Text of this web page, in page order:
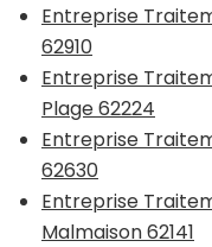
Entreprise
62910
Entreprise
Plage 62224
Entreprise
62630
Entreprise
Malmaison 62141